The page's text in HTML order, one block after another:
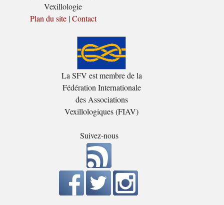
Vexillologie
Plan du site|Contact
La SFV est membre de la
Fédération Internationale
des Associations
Vexillologiques (FIAV)
Suivez-nous